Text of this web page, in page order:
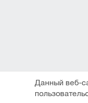
Данный веб-